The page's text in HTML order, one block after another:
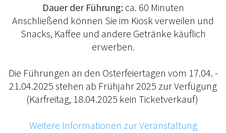
Dauer der Führung:ca. 60 Minuten
Anschließend können Sie im Kiosk verweilen und
Snacks, Kaffee und andere Getränke käuflich
erwerben.
Die Führungen an den Osterfeiertagen vom 17.04. -
21.04.2025 stehen ab Frühjahr 2025 zur Verfügung
(Karfreitag, 18.04.2025 kein Ticketverkauf)
Weitere Informationen zur Veranstaltung